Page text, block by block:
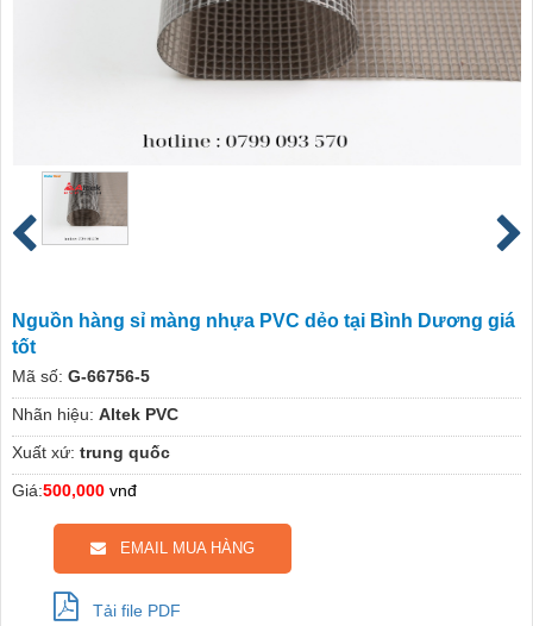
Nguồn hàng sỉ màng nhựa PVC dẻo tại Bình Dương giá
tốt
Mã số: G-66756-5
Nhãn hiệu: Altek PVC
Xuất xứ: trung quốc
Giá:500,000 vnđ
EMAIL MUA HÀNG
Tải file PDF